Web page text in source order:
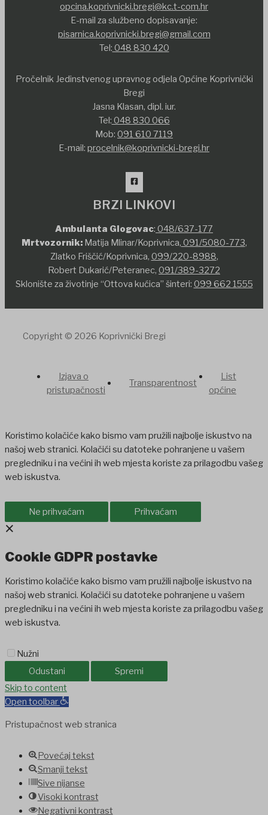
opcina.koprivnicki.bregi@kc.t-com.hr
E-mail za službeno dopisavanje:
pisarnica.koprivnicki.bregi@gmail.com
Tel: 048 830 420
Pročelnik Jedinstvenog upravnog odjela Općine Koprivnički
Bregi
Jasna Klasan, dipl. iur.
Tel: 048 830 066
Mob: 091 610 7119
E-mail: procelnik@koprivnicki-bregi.hr
BRZI LINKOVI
Ambulanta Glogovac: 048/637-177
Mrtvozornik:Matija Mlinar/Koprivnica, 091/5080-773,
Zlatko Friščić/Koprivnica, 099/220-8988,
Robert Dukarić/Peteranec, 091/389-3272
Sklonište za životinje “Ottova kućica” šinteri: 099 662 1555
Copyright © 2026 Koprivnički Bregi
Izjava o
pristupačnosti
Transparentnost
List
općine
Koristimo kolačiće kako bismo vam pružili najbolje iskustvo na
našoj web stranici. Kolačići su datoteke pohranjene u vašem
pregledniku i na većini ih web mjesta koriste za prilagodbu vašeg
web iskustva.
Ne prihvaćam Prihvaćam
×
Cookie GDPR postavke
Koristimo kolačiće kako bismo vam pružili najbolje iskustvo na
našoj web stranici. Kolačići su datoteke pohranjene u vašem
pregledniku i na većini ih web mjesta koriste za prilagodbu vašeg
web iskustva.
Nužni
Odustani
Spremi
Holiganbet
Skip to content
Open toolbar
Pristupačnost web stranica
Povećaj tekst
Smanji tekst
Sive nijanse
Visoki kontrast
Negativni kontrast